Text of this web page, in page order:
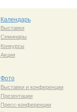
Календарь
Выставки
Семинары
Конкурсы
Акции
Фото
Выставки и конференции
Презентации
Пресс-конференции